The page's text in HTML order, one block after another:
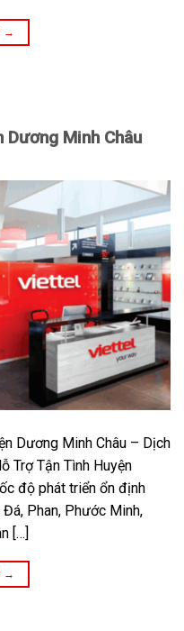
→
Dương Minh Châu
Dương Minh Châu – Dịch
Trợ Tận Tình Huyện
độ phát triển ổn định
Phan, Phước Minh,
[…]
→